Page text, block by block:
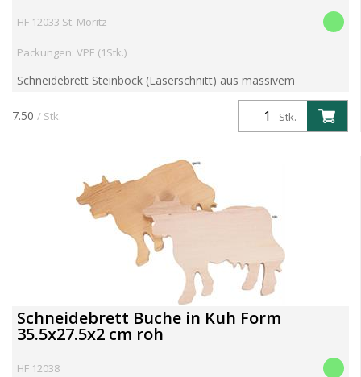
HF 12033 St. Moritz
Packungen: VPE (1Stk.)
Schneidebrett Steinbock (Laserschnitt) aus massivem
unverleimten ErlenHolz Artikelgewicht 0.22 kg Aritkel kann
individualisiert werden. Kosten für Branddruck/Branding, La...
Stk.
7.50 / Stk.
Schneidebrett Buche in Kuh Form
35.5x27.5x2 cm roh
HF 12038